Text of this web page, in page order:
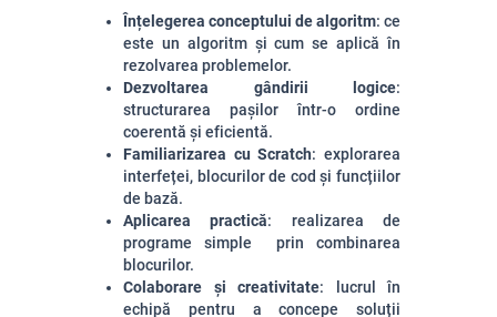
Înțelegerea conceptului de algoritm: ce
este un algoritm și cum se aplică în
rezolvarea problemelor.
Dezvoltarea gândirii logice:
structurarea pașilor într-o ordine
coerentă și eficientă.
Familiarizarea cu Scratch: explorarea
interfeței, blocurilor de cod și funcțiilor
de bază.
Aplicarea practică: realizarea de
programe simple prin combinarea
blocurilor.
Colaborare și creativitate: lucrul în
echipă pentru a concepe soluții